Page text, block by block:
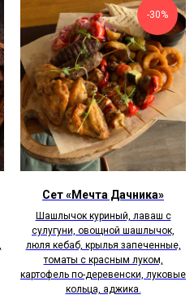
-30%
Сет «Мечта Дачника»
Шашлычок куриный, лаваш с
сулугуни, овощной шашлычок,
люля кебаб, крылья запеченные,
томаты с красным луком,
картофель по-деревенски, луковые
кольца, аджика.